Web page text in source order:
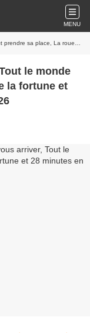
MENU
et 28 minutes en forme, le 27/04/2026
le monde
la fortune et